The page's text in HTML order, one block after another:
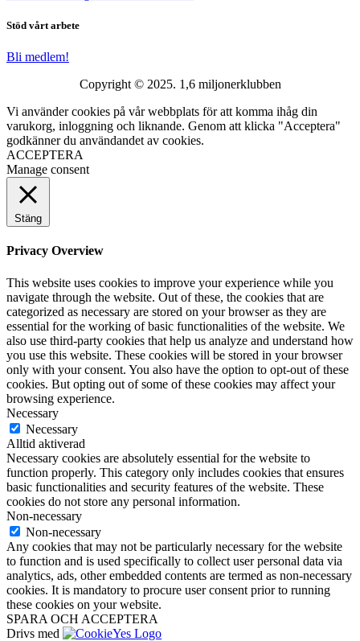
Stöd vårt arbete
Bli medlem!
Copyright © 2025. 1,6 miljonerklubben
Vi använder cookies på vår webbplats för att komma ihåg din
varukorg, inloggning och liknande. Genom att klicka "Acceptera"
godkänner du användandet av cookies.
ACCEPTERA
Manage consent
Stäng
Privacy Overview
This website uses cookies to improve your experience while you
navigate through the website. Out of these, the cookies that are
categorized as necessary are stored on your browser as they are
essential for the working of basic functionalities of the website. We
also use third-party cookies that help us analyze and understand how
you use this website. These cookies will be stored in your browser
only with your consent. You also have the option to opt-out of these
cookies. But opting out of some of these cookies may affect your
browsing experience.
Necessary
Necessary
Alltid aktiverad
Necessary cookies are absolutely essential for the website to
function properly. This category only includes cookies that ensures
basic functionalities and security features of the website. These
cookies do not store any personal information.
Non-necessary
Non-necessary
Any cookies that may not be particularly necessary for the website
to function and is used specifically to collect user personal data via
analytics, ads, other embedded contents are termed as non-necessary
cookies. It is mandatory to procure user consent prior to running
these cookies on your website.
SPARA OCH ACCEPTERA
Drivs med